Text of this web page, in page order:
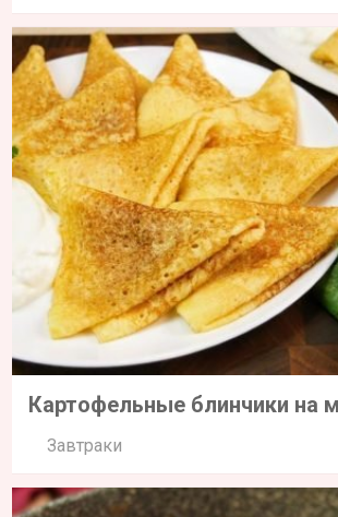
Картофельные блинчики на
Завтраки